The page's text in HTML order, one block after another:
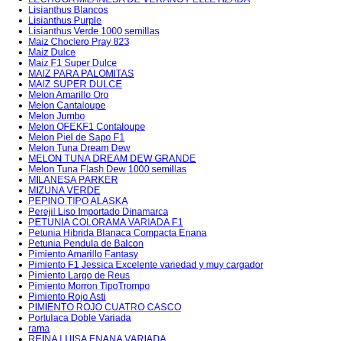
Lisianthus Blancos
Lisianthus Purple
Lisianthus Verde 1000 semillas
Maiz Choclero Pray 823
Maiz Dulce
Maiz F1 Super Dulce
MAIZ PARA PALOMITAS
MAIZ SUPER DULCE
Melon Amarillo Oro
Melon Cantaloupe
Melon Jumbo
Melon OFEKF1 Contaloupe
Melon Piel de Sapo F1
Melon Tuna Dream Dew
MELON TUNA DREAM DEW GRANDE
Melon Tuna Flash Dew 1000 semillas
MILANESA PARKER
MIZUNA VERDE
PEPINO TIPO ALASKA
Perejil Liso Importado Dinamarca
PETUNIA COLORAMA VARIADA F1
Petunia Hibrida Blanaca Compacta Enana
Petunia Pendula de Balcon
Pimiento Amarillo Fantasy
Pimiento F1 Jessica Excelente variedad y muy cargador
Pimiento Largo de Reus
Pimiento Morron TipoTrompo
Pimiento Rojo Asti
PIMIENTO ROJO CUATRO CASCO
Portulaca Doble Variada
rama
REINA LUISA ENANA VARIADA